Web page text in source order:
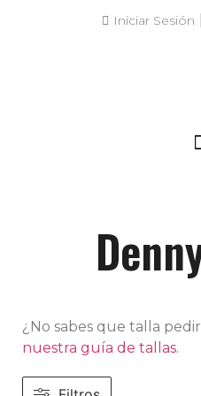
Iniciar Sesión
¿No sabes que talla
nuestra guía de tallas.